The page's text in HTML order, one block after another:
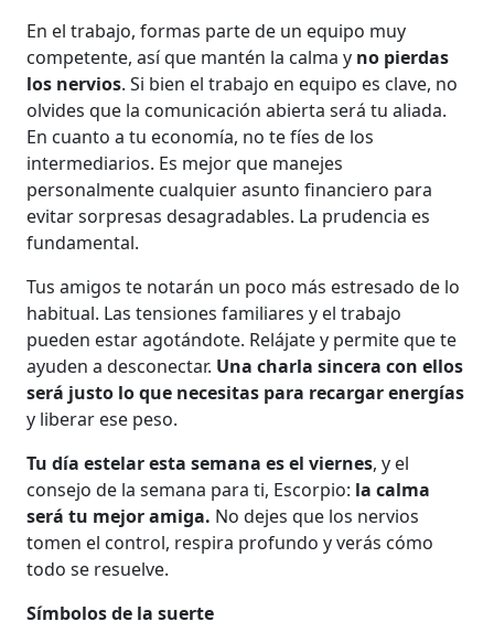
En el trabajo, formas parte de un equipo muy
competente, así que mantén la calma y no pierdas
los nervios. Si bien el trabajo en equipo es clave, no
olvides que la comunicación abierta será tu aliada.
En cuanto a tu economía, no te fíes de los
intermediarios. Es mejor que manejes
personalmente cualquier asunto financiero para
evitar sorpresas desagradables. La prudencia es
fundamental.
Tus amigos te notarán un poco más estresado de lo
habitual. Las tensiones familiares y el trabajo
pueden estar agotándote. Relájate y permite que te
ayuden a desconectar. Una charla sincera con ellos
será justo lo que necesitas para recargar energías
y liberar ese peso.
Tu día estelar esta semana es el viernes, y el
consejo de la semana para ti, Escorpio: la calma
será tu mejor amiga. No dejes que los nervios
tomen el control, respira profundo y verás cómo
todo se resuelve.
Símbolos de la suerte